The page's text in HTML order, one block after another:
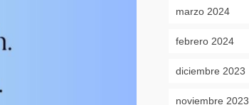
marzo 2024
febrero 2024
diciembre 2023
noviembre 2023